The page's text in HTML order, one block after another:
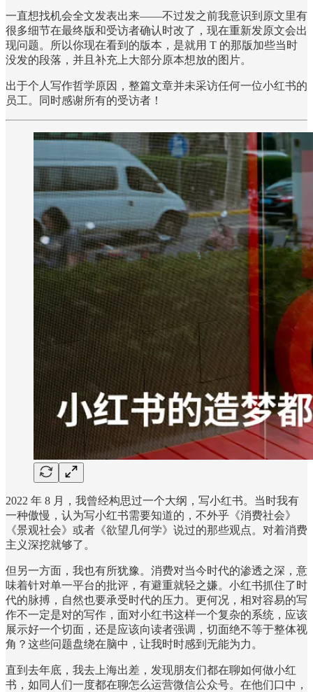
一直想找机会全文发表出来——不过发之前我意识到原文里有
很多细节在最终版和受访者确认时改了，现在重新发原文会出
现问题。所以你现在看到的版本，是就用 T 的那版加些当时
没发的段落，并且补充上大部分原本想放的图片。
出于个人写作哲学原因，整篇文章并未采访任何一位小红书的
员工。同时感谢所有的受访者！
2022 年 8 月，我曾经构思过一个大纲，写小红书。当时我有
一种傲慢，认为写小红书需要知道的，不外乎《消费社会》
《景观社会》或者《欲望几何学》说过的那些观点。对着消费
主义深挖就够了。
但另一方面，我也有所犹豫。消费对当今时代的渗透之深，意
味着针对单一平台的批评，有避重就轻之嫌。小红书抓住了时
代的脉搏，自然也要承受时代的压力。更何况，相对容易的写
作不一定是对的写作，面对小红书这样一个复杂的系统，应该
展示好一个切面，还是应该向读者强调，切面绝不等于整体视
角？这些问题盘绕在脑中，让我时时感到无能为力。
直到去年底，我去上海出差，发现朋友们都在聊如何做小红
书，如同人们一度都在聊怎么运营微信公众号。在他们口中，